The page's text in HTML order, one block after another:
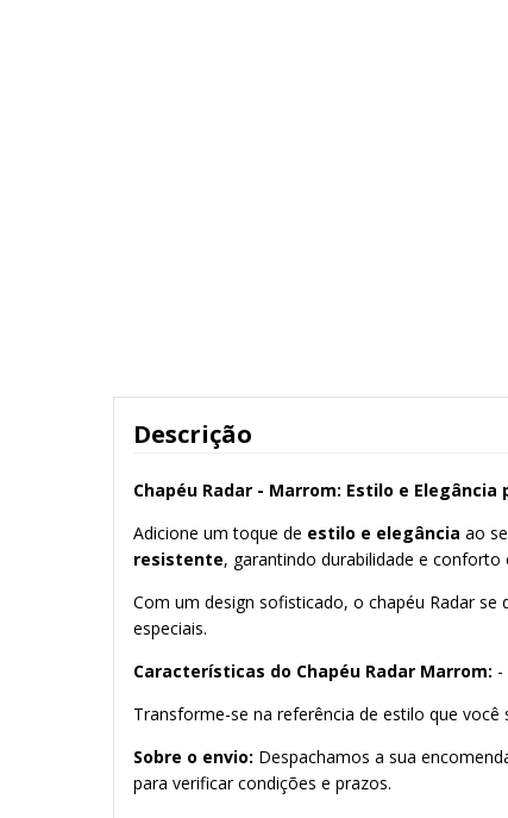
Descrição
Chapéu Radar - Marrom: Estilo e Elegância
Adicione um toque de estilo e elegância ao
resistente, garantindo durabilidade e conforto
Com um design sofisticado, o chapéu Radar se
especiais.
Características do Chapéu Radar Marrom: -
Transforme-se na referência de estilo que
Sobre o envio: Despachamos a sua
para verificar condições e prazos.